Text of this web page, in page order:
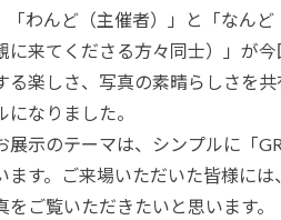
「わんど（主催者）」と「なん
に来てくださる方々同士）」が
る楽しさ、写真の素晴らしさを
になりました。
展示のテーマは、シンプルに「
ます。ご来場いただいた皆様に
をご覧いただきたいと思います。